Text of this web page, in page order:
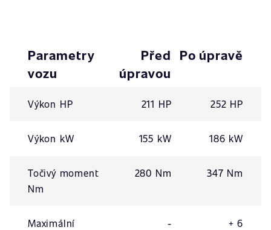
Parametry
vozu
Před
úpravou
Po úpravě
Výkon HP 211 HP 252 HP
Výkon kW 155 kW 186 kW
Točivý moment
Nm
280 Nm 347 Nm
Maximální
- + 6